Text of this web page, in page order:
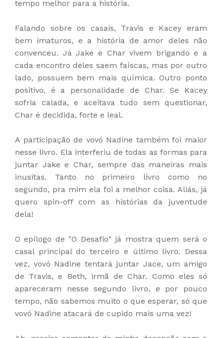
tempo melhor para a história.
Falando sobre os casais, Travis e Kacey eram
bem imaturos, e a história de amor deles não
convenceu. Já Jake e Char vivem brigando e a
cada encontro deles saem faíscas, mas por outro
lado, possuem bem mais química. Outro ponto
positivo, é a personalidade de Char. Se Kacey
sofria calada, e aceitava tudo sem questionar,
Char é decidida, forte e leal.
A participação de vovó Nadine também foi maior
nesse livro. Ela interferiu de todas as formas para
juntar Jake e Char, sempre das maneiras mais
inusitas. Tanto no primeiro livro como no
segundo, pra mim ela foi a melhor coisa. Aliás, já
quero spin-off com as histórias da juventude
dela!
O epílogo de "O Desafio" já mostra quem será o
casal principal do terceiro e último livro. Dessa
vez, vovó Nadine tentará juntar Jace, um amigo
de Travis, e Beth, irmã de Char. Como eles só
apareceram nesse segundo livro, e por pouco
tempo, não sabemos muito o que esperar, só que
vovó Nadine atacará de cupido mais uma vez!